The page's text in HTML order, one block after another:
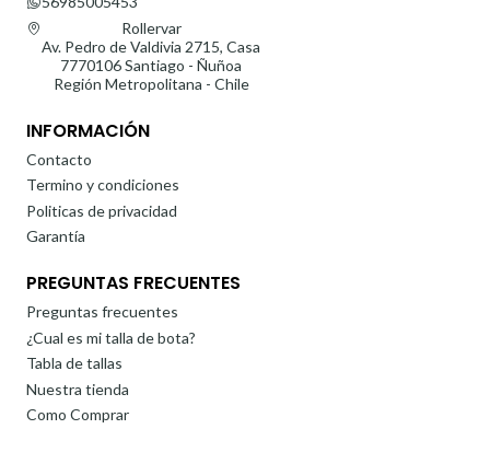
Rollervar
Av. Pedro de Valdivia 2715, Casa
7770106 Santiago - Ñuñoa
Región Metropolitana - Chile
INFORMACIÓN
Contacto
Termino y condiciones
Politicas de privacidad
Garantía
PREGUNTAS FRECUENTES
Preguntas frecuentes
¿Cual es mi talla de bota?
Tabla de tallas
Nuestra tienda
Como Comprar